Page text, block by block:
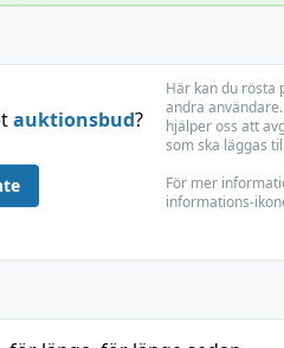
auktionsbud?
Här kan du rösta
andra
hjälper oss att
som ska läggas
För mer
informations-